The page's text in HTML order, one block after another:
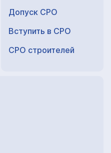
Допуск СРО
Вступить в СРО
СРО строителей